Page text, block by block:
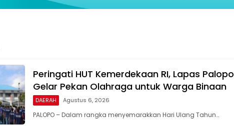
Peringati HUT Kemerdekaan RI, Lapas Palopo
Gelar Pekan Olahraga untuk Warga Binaan
DAERAH Agustus 6, 2026
PALOPO – Dalam rangka menyemarakkan Hari Ulang Tahun…